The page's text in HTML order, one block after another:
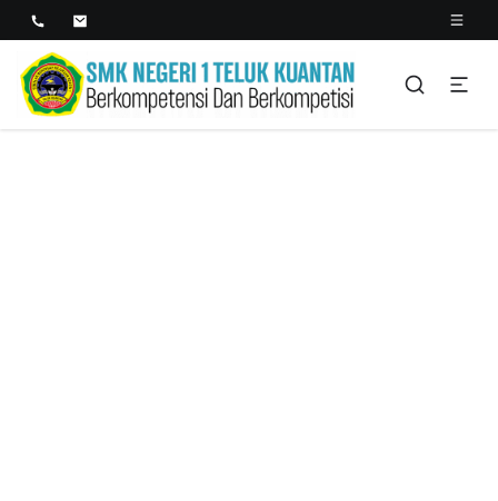
SMK NEGERI 1 TELUK
KUANTAN
Berkopetensi Dan Berkompetisi